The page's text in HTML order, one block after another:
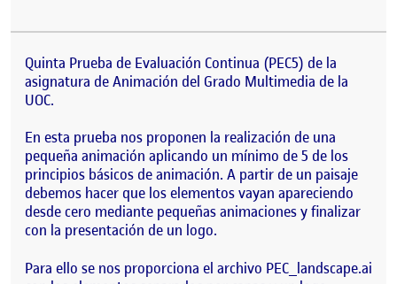
Quinta Prueba de Evaluación Continua (PEC5) de la
asignatura de Animación del Grado Multimedia de la
UOC.
En esta prueba nos proponen la realización de una
pequeña animación aplicando un mínimo de 5 de los
principios básicos de animación. A partir de un paisaje
debemos hacer que los elementos vayan apareciendo
desde cero mediante pequeñas animaciones y finalizar
con la presentación de un logo.
Para ello se nos proporciona el archivo PEC_landscape.ai